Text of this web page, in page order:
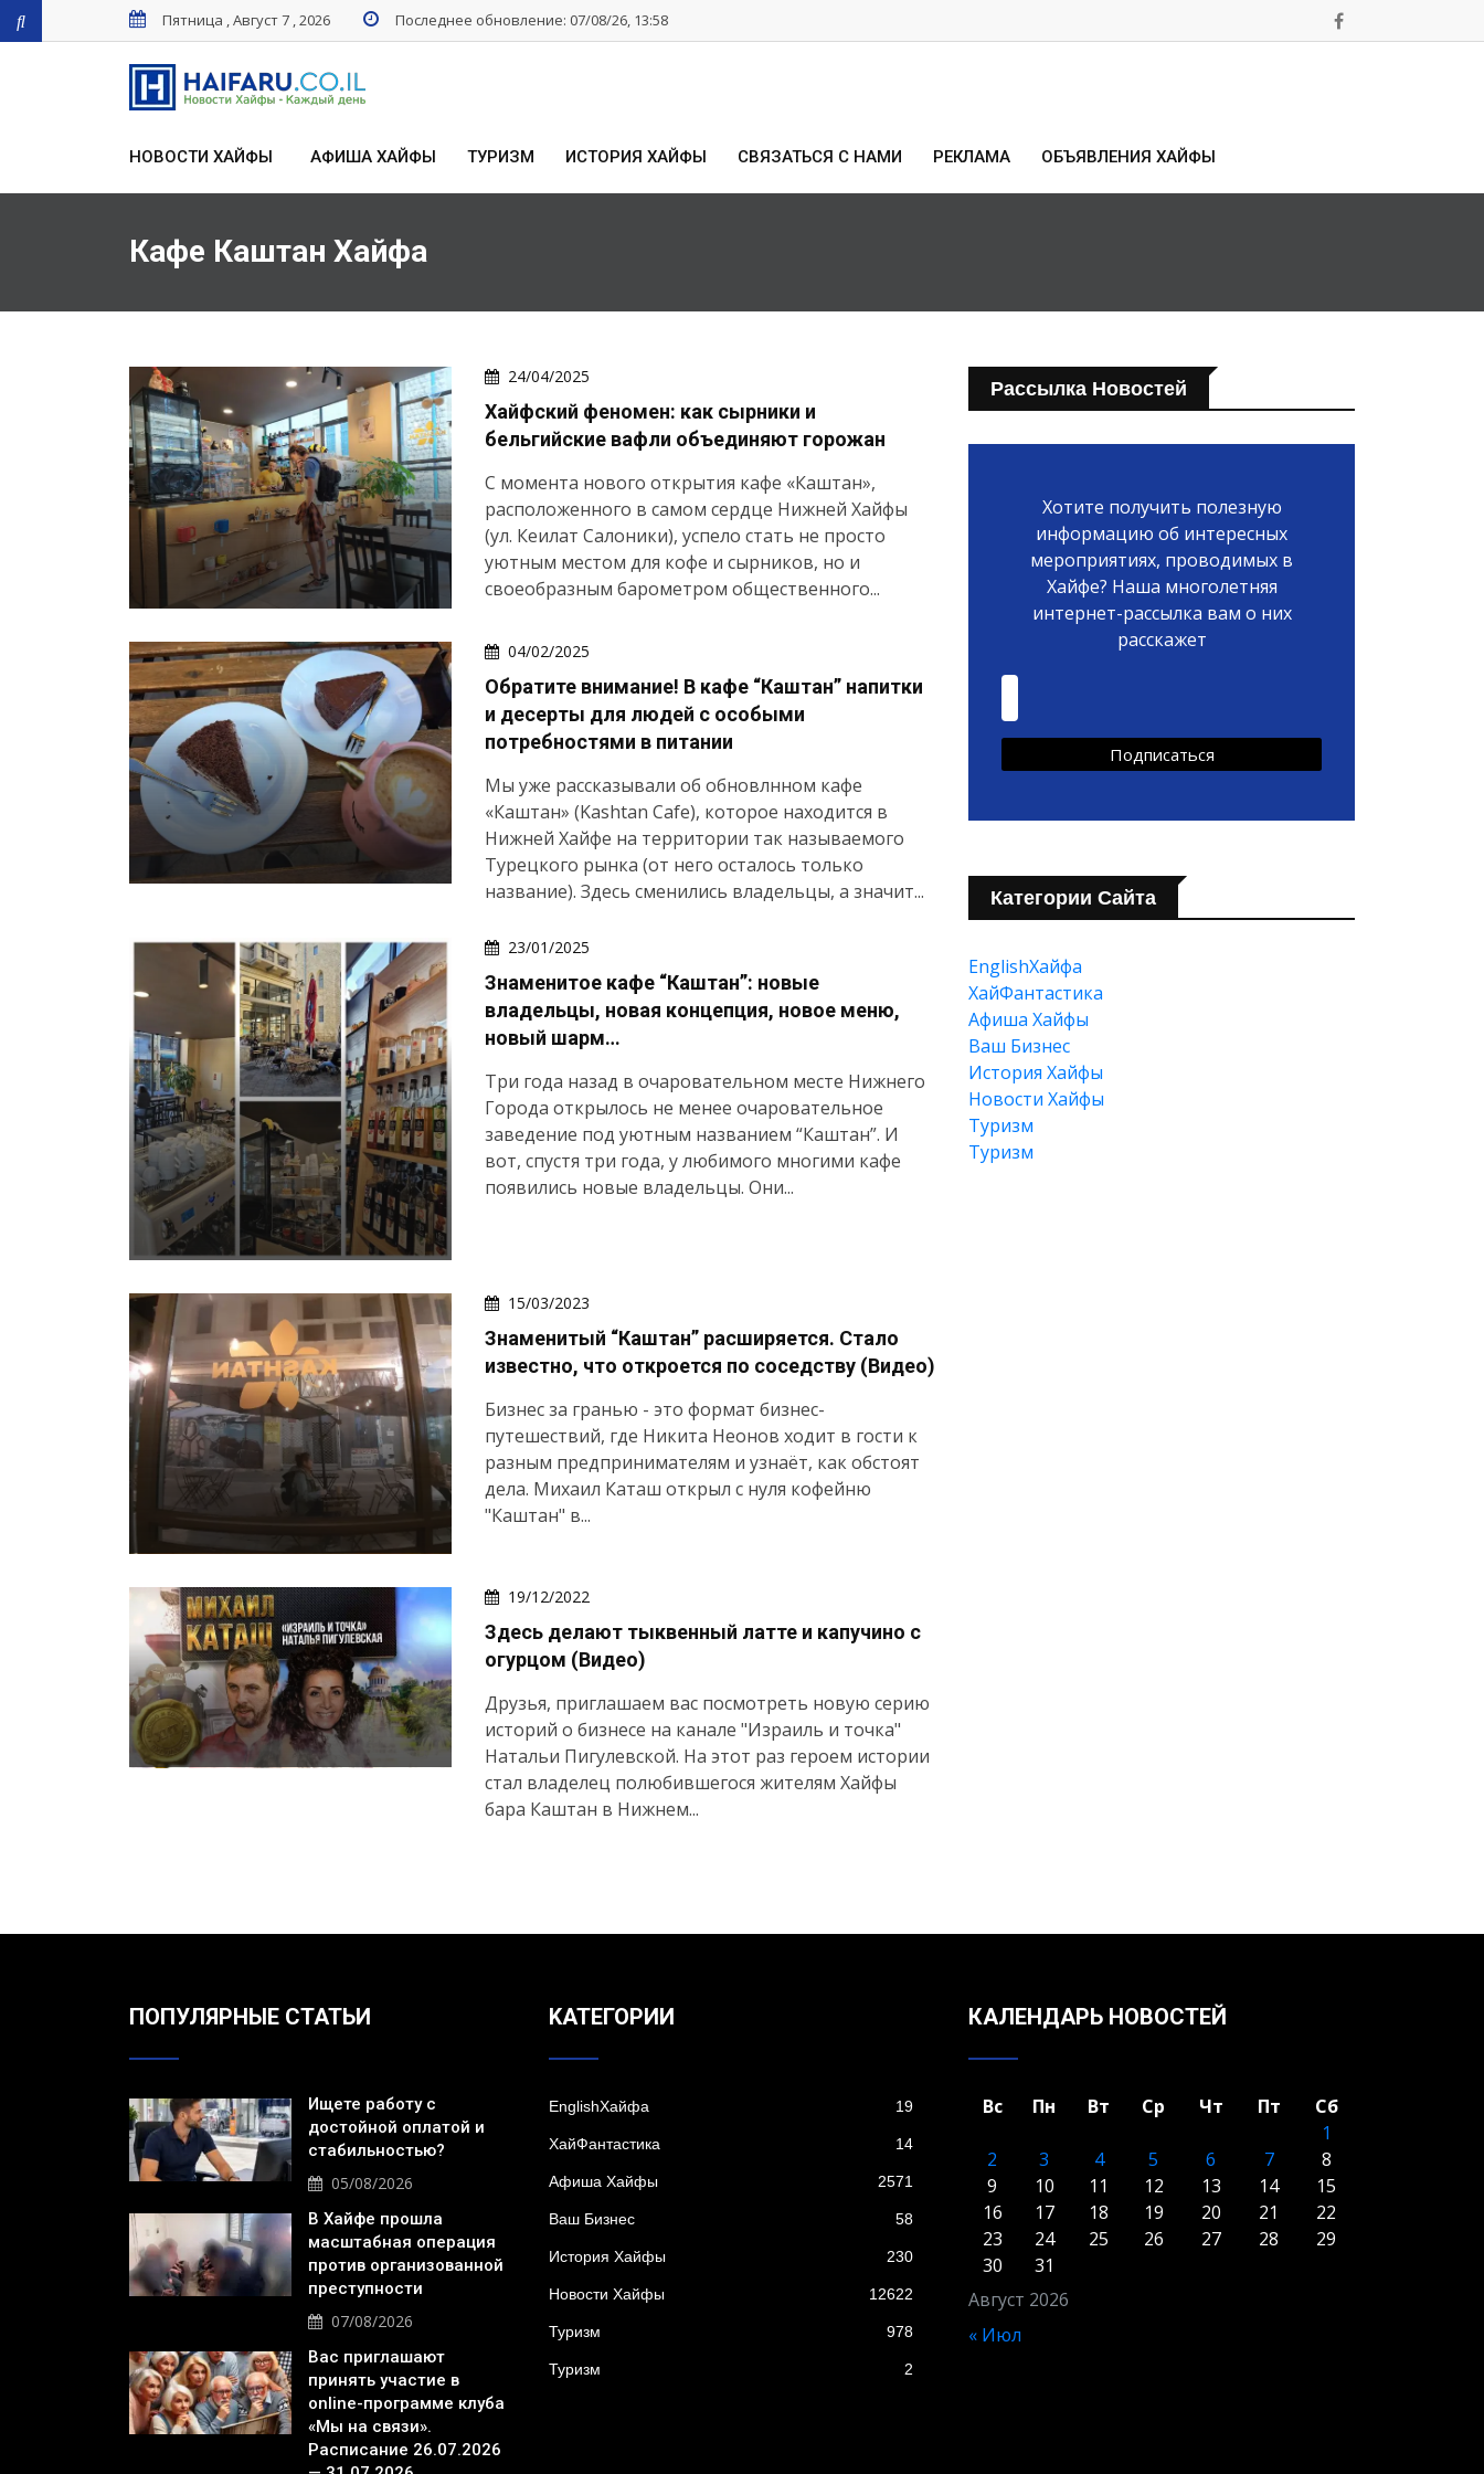
Пятница , Август 7 , 2026 Последнее обновление: 07/08/26, 13:58
НОВОСТИ ХАЙФЫ АФИША ХАЙФЫ ТУРИЗМ ИСТОРИЯ ХАЙФЫ СВЯЗАТЬСЯ С НАМИ РЕКЛАМА ОБЪЯВЛЕНИЯ ХАЙФЫ
Кафе Каштан Хайфа
24/04/2025
Хайфский феномен: как сырники и
бельгийские вафли объединяют горожан
С момента нового открытия кафе «Каштан»,
расположенного в самом сердце Нижней Хайфы
(ул. Кеилат Салоники), успело стать не просто
уютным местом для кофе и сырников, но и
своеобразным барометром общественного...
04/02/2025
Обратите внимание! В кафе “Каштан” напитки
и десерты для людей с особыми
потребностями в питании
Мы уже рассказывали об обновлнном кафе
«Каштан» (Kashtan Cafe), которое находится в
Нижней Хайфе на территории так называемого
Турецкого рынка (от него осталось только
название). Здесь сменились владельцы, а значит...
23/01/2025
Знаменитое кафе “Каштан”: новые
владельцы, новая концепция, новое меню,
новый шарм…
Три года назад в очаровательном месте Нижнего
Города открылось не менее очаровательное
заведение под уютным названием “Каштан”. И
вот, спустя три года, у любимого многими кафе
появились новые владельцы. Они...
15/03/2023
Знаменитый “Каштан” расширяется. Стало
известно, что откроется по соседству (Видео)
Бизнес за гранью - это формат бизнес-
путешествий, где Никита Неонов ходит в гости к
разным предпринимателям и узнаёт, как обстоят
дела. Михаил Каташ открыл с нуля кофейню
"Каштан" в...
19/12/2022
Здесь делают тыквенный латте и капучино с
огурцом (Видео)
Друзья, приглашаем вас посмотреть новую серию
историй о бизнесе на канале "Израиль и точка"
Натальи Пигулевской. На этот раз героем истории
стал владелец полюбившегося жителям Хайфы
бара Каштан в Нижнем...
Рассылка Новостей
Хотите получить полезную
информацию об интересных
мероприятиях, проводимых в
Хайфе? Наша многолетняя
интернет-рассылка вам о них
расскажет
Категории Сайта
EnglishХайфа
XайФантастика
Афиша Хайфы
Ваш Бизнес
История Хайфы
Новости Хайфы
Туризм
Туризм
ПОПУЛЯРНЫЕ СТАТЬИ
Ищете работу с
достойной оплатой и
стабильностью?
05/08/2026
В Хайфе прошла
масштабная операция
против организованной
преступности
07/08/2026
Вас приглашают
принять участие в
online-программе клуба
«Мы на связи».
Расписание 26.07.2026
KАТЕГОРИИ
EnglishХайфа 19
XайФантастика 14
Афиша Хайфы 2571
Ваш Бизнес 58
История Хайфы 230
Новости Хайфы 12622
Туризм 978
Туризм 2
КАЛЕНДАРЬ НОВОСТЕЙ
Август 2026
Вс Пн Вт Ср Чт Пт
Сб
1
2
3 4 5 6 7
8
9
10 11 12 13 14
15
16
17 18 19 20 21
22
23
24 25 26 27 28
29
30
31
« Июл